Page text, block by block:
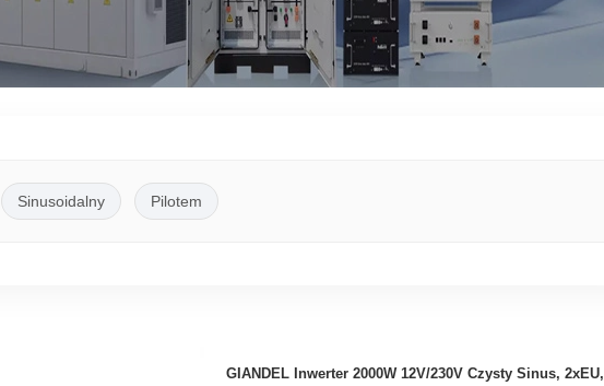
Sinusoidalny Pilotem
GIANDEL Inwerter 2000W 12V/230V Czysty Sinus, 2xEU,